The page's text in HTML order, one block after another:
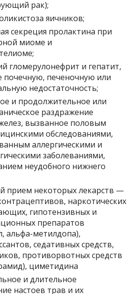
рак);
яичников;
секреция пролактина при
миоме и
гломерулонефрит и гепатит,
печеночную или
недостаточность;
и продолжительное или
раздражение
вызванное половым
обследованиями,
аллергическими и
заболеваниями,
неудобного нижнего
прием некоторых лекарств —
наркотических
гипотензивных и
препаратов
альфа-метилдопа),
седативных средств,
противорвотных средств
циметидина
и длительное
настоев трав и их